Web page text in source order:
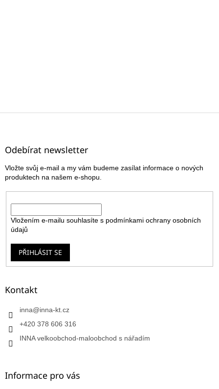
Z
Odebírat newsletter
Vložte svůj e-mail a my vám budeme zasílat informace o nových
produktech na našem e-shopu.
Vložením e-mailu souhlasíte s podmínkami ochrany osobních
údajů
PŘIHLÁSIT SE
Kontakt
inna@inna-kt.cz
+420 378 606 316
INNA velkoobchod-maloobchod s nářadím
Informace pro vás